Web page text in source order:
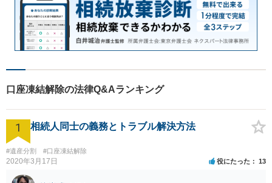
口座凍結解除の法律Q&Aランキング
1 相続人同士の義務とトラブル解決方法
#遺産分割 #口座凍結解除
2020年3月17日 役にたった 13